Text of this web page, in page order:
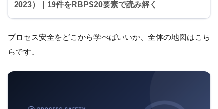
2023）｜19件をRBPS20要素で読み解く
プロセス安全をどこから学べばいいか、全体の地図はこち
らです。